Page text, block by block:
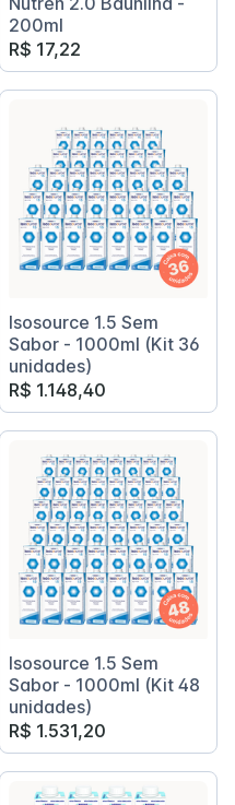
200ml
R$ 17,22
Isosource 1.5 Sem
Sabor - 1000ml (Kit 36
unidades)
R$ 1.148,40
Isosource 1.5 Sem
Sabor - 1000ml (Kit 48
unidades)
R$ 1.531,20